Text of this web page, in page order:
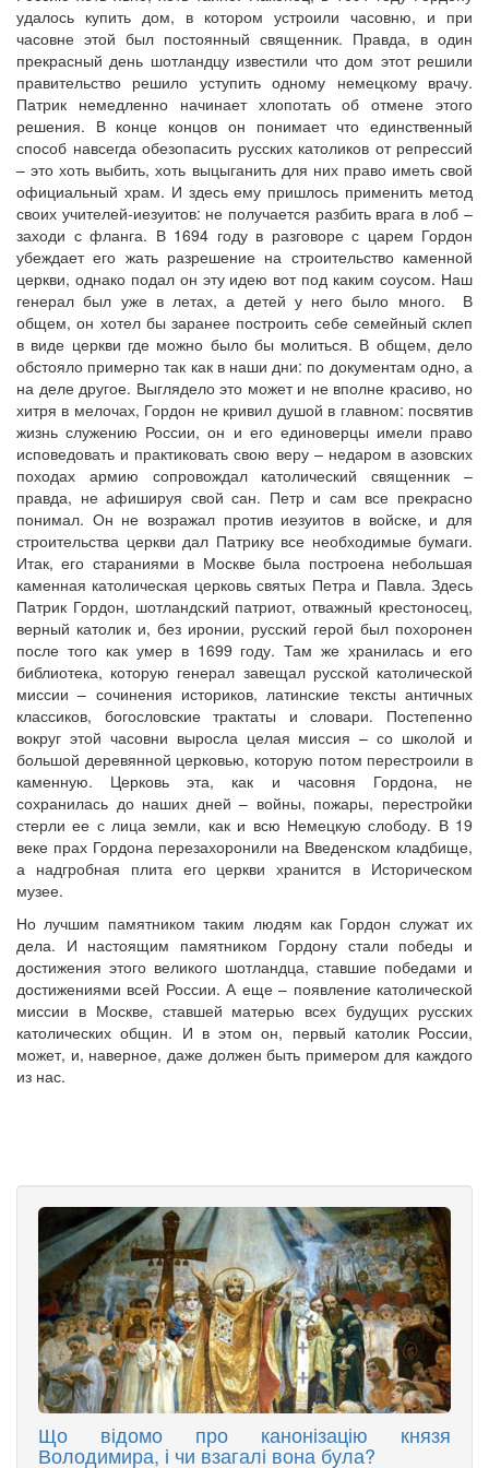
удалось купить дом, в котором устроили часовню, и при
часовне этой был постоянный священник. Правда, в один
прекрасный день шотландцу известили что дом этот решили
правительство решило уступить одному немецкому врачу.
Патрик немедленно начинает хлопотать об отмене этого
решения. В конце концов он понимает что единственный
способ навсегда обезопасить русских католиков от репрессий
– это хоть выбить, хоть выцыганить для них право иметь свой
официальный храм. И здесь ему пришлось применить метод
своих учителей-иезуитов: не получается разбить врага в лоб –
заходи с фланга. В 1694 году в разговоре с царем Гордон
убеждает его жать разрешение на строительство каменной
церкви, однако подал он эту идею вот под каким соусом. Наш
генерал был уже в летах, а детей у него было много. В
общем, он хотел бы заранее построить себе семейный склеп
в виде церкви где можно было бы молиться. В общем, дело
обстояло примерно так как в наши дни: по документам одно, а
на деле другое. Выглядело это может и не вполне красиво, но
хитря в мелочах, Гордон не кривил душой в главном: посвятив
жизнь служению России, он и его единоверцы имели право
исповедовать и практиковать свою веру – недаром в азовских
походах армию сопровождал католический священник –
правда, не афишируя свой сан. Петр и сам все прекрасно
понимал. Он не возражал против иезуитов в войске, и для
строительства церкви дал Патрику все необходимые бумаги.
Итак, его стараниями в Москве была построена небольшая
каменная католическая церковь святых Петра и Павла. Здесь
Патрик Гордон, шотландский патриот, отважный крестоносец,
верный католик и, без иронии, русский герой был похоронен
после того как умер в 1699 году. Там же хранилась и его
библиотека, которую генерал завещал русской католической
миссии – сочинения историков, латинские тексты античных
классиков, богословские трактаты и словари. Постепенно
вокруг этой часовни выросла целая миссия – со школой и
большой деревянной церковью, которую потом перестроили в
каменную. Церковь эта, как и часовня Гордона, не
сохранилась до наших дней – войны, пожары, перестройки
стерли ее с лица земли, как и всю Немецкую слободу. В 19
веке прах Гордона перезахоронили на Введенском кладбище,
а надгробная плита его церкви хранится в Историческом
музее.
Но лучшим памятником таким людям как Гордон служат их
дела. И настоящим памятником Гордону стали победы и
достижения этого великого шотландца, ставшие победами и
достижениями всей России. А еще – появление католической
миссии в Москве, ставшей матерью всех будущих русских
католических общин. И в этом он, первый католик России,
может, и, наверное, даже должен быть примером для каждого
из нас.
Що відомо про канонізацію князя
Володимира, і чи взагалі вона була?